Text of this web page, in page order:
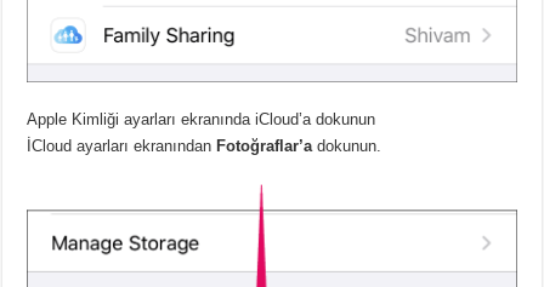
Apple Kimliği ayarları ekranında iCloud’a dokunun
İCloud ayarları ekranındanFotoğraflar’a dokunun.